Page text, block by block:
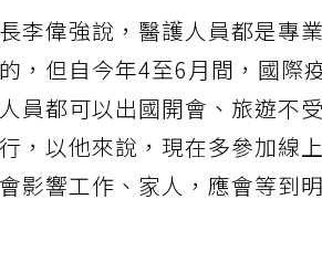
李偉強說，醫護人員都是專
，但自今年4至6月間，國際
員都可以出國開會、旅遊不
，以他來說，現在多參加線
影響工作、家人，應會等到